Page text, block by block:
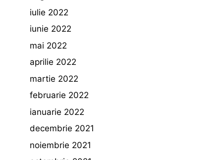
iulie 2022
iunie 2022
mai 2022
aprilie 2022
martie 2022
februarie 2022
ianuarie 2022
decembrie 2021
noiembrie 2021